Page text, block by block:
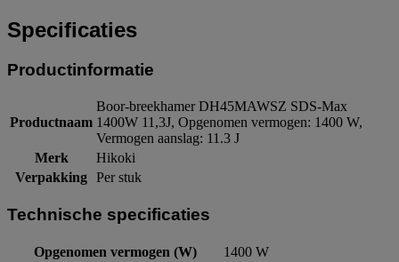
Specificaties
Productinformatie
Productnaam
Boor-breekhamer DH45MAWSZ SDS-Max
1400W 11,3J, Opgenomen vermogen: 1400 W,
Vermogen aanslag: 11.3 J
Merk
Hikoki
Verpakking Per stuk
Technische specificaties
Opgenomen vermogen (W)
1400 W